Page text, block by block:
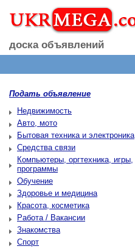
доска объявлений
Подать объявление
Недвижимость
Авто, мото
Бытовая техника и электроника
Средства связи
Компьютеры, оргтехника, игры,
программы
Обучение
Здоровье и медицина
Красота, косметика
Работа / Вакансии
Знакомства
Спорт